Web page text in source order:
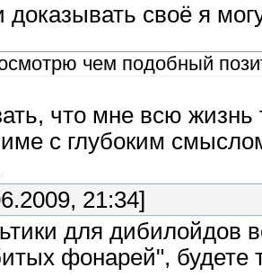
своё я
чем подобный
что мне всю жизнь
с глубоким
21:34]
для дибилойдов
фонарей", будете